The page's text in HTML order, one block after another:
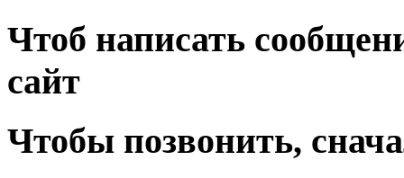
Чтоб написать
сайт
Чтобы позвонить,